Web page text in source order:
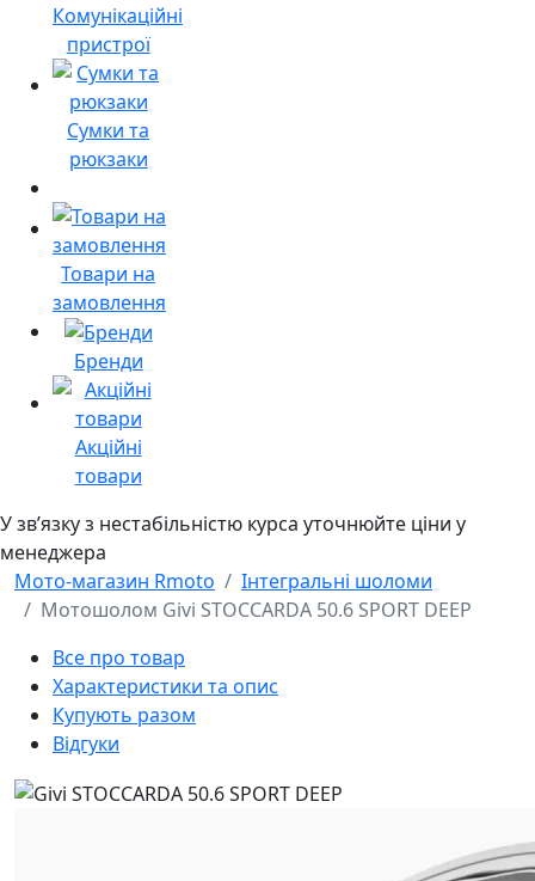
Комунікаційні
пристрої
Сумки та
рюкзаки
Товари на
замовлення
Бренди
Акційні
товари
У звʼязку з нестабільністю курса уточнюйте ціни у
менеджера
Мото-магазин Rmoto
Інтегральні шоломи
Мотошолом Givi STOCCARDA 50.6 SPORT DEEP
Все про товар
Характеристики та опис
Купують разом
Відгуки